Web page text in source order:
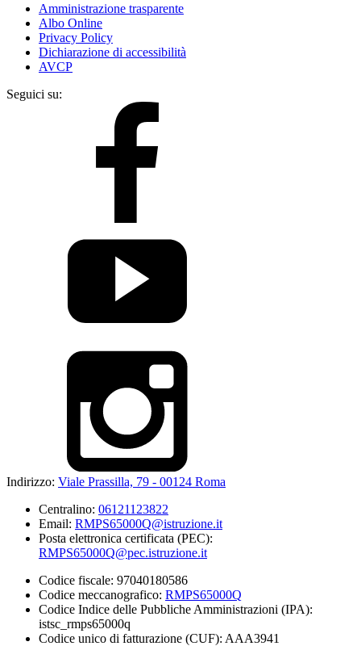
Amministrazione trasparente
Albo Online
Privacy Policy
Dichiarazione di accessibilità
AVCP
Seguici su:
Indirizzo: Viale Prassilla, 79 - 00124 Roma
Centralino: 06121123822
Email: RMPS65000Q@istruzione.it
Posta elettronica certificata (PEC):
RMPS65000Q@pec.istruzione.it
Codice fiscale: 97040180586
Codice meccanografico: RMPS65000Q
Codice Indice delle Pubbliche Amministrazioni (IPA):
istsc_rmps65000q
Codice unico di fatturazione (CUF): AAA3941